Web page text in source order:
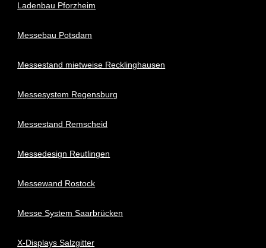
Ladenbau Pforzheim
Messebau Potsdam
Messestand mietweise Recklinghausen
Messesystem Regensburg
Messestand Remscheid
Messedesign Reutlingen
Messewand Rostock
Messe System Saarbrücken
X-Displays Salzgitter